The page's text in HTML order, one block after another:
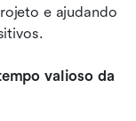
e ajudando
valioso da